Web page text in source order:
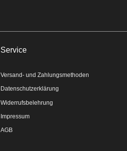
Service
Versand- und Zahlungsmethoden
Datenschutzerklärung
Widerrufsbelehrung
Impressum
AGB